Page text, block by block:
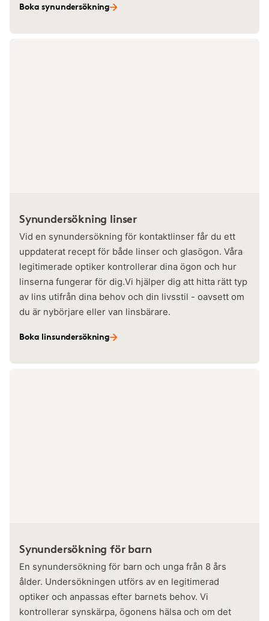
Boka synundersökning
Synundersökning linser
Vid en synundersökning för kontaktlinser får du ett
uppdaterat recept för både linser och glasögon. Våra
legitimerade optiker kontrollerar dina ögon och hur
linserna fungerar för dig.Vi hjälper dig att hitta rätt typ
av lins utifrån dina behov och din livsstil - oavsett om
du är nybörjare eller van linsbärare.
Boka linsundersökning
Synundersökning för barn
En synundersökning för barn och unga från 8 års
ålder. Undersökningen utförs av en legitimerad
optiker och anpassas efter barnets behov. Vi
kontrollerar synskärpa, ögonens hälsa och om det